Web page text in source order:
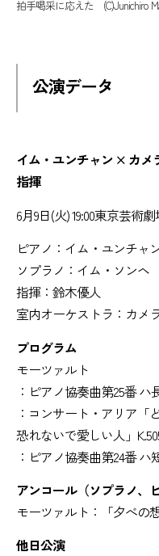
拍手喝采に応えた (C)Junichiro
公演データ
イム・ユンチャン × カ
指揮
6月9日(火) 19:00東京芸術
ピアノ：イム・ユンチャ
ソプラノ：イム・ソンヘ
指揮：鈴木優人
室内オーケストラ：カメ
プログラム
モーツァルト
：ピアノ協奏曲第25番 ハ
：コンサート・アリア「
恐れないで愛しい人」
：ピアノ協奏曲第24番 ハ
アンコール（ソプラノ、
モーツァルト：「夕べの
他日公演